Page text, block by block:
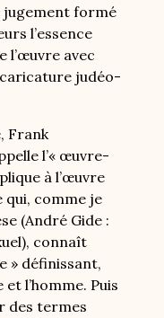
formé
l’essence
l’œuvre avec
judéo-
Frank
l’« œuvre-
à l’œuvre
qui, comme je
(André Gide :
connaît
» définissant,
et l’homme. Puis
des termes